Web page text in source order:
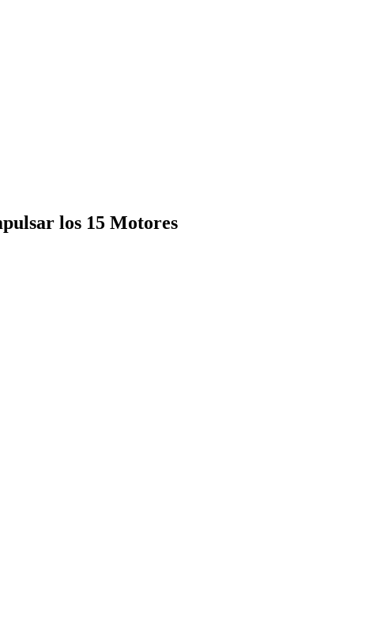
los 15 Motores